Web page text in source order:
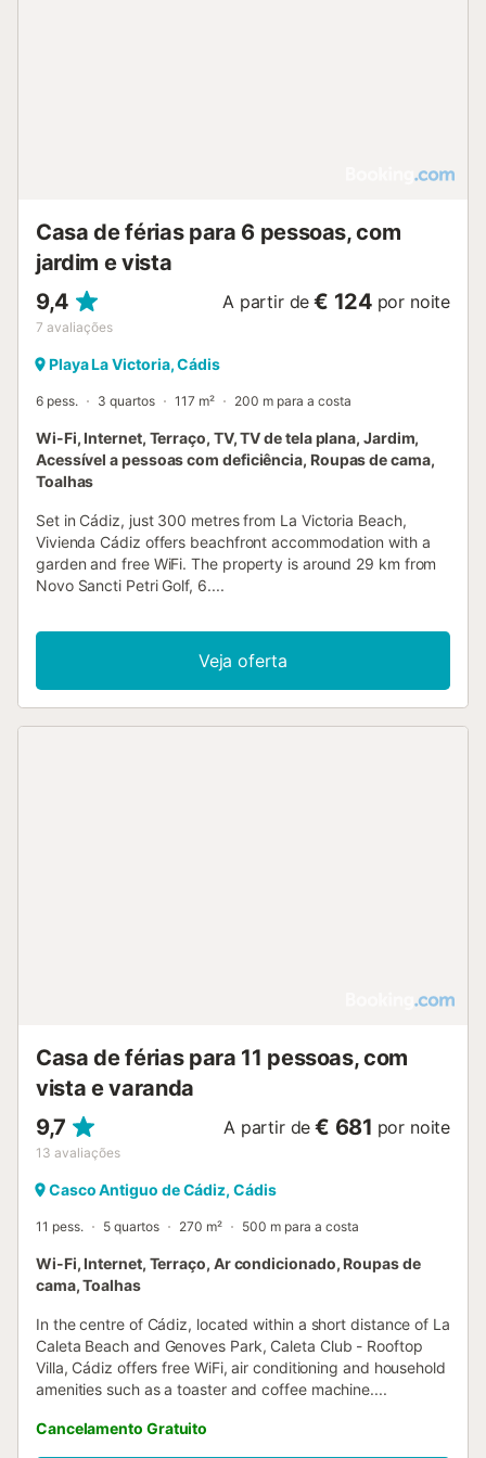
Casa de férias para 6 pessoas, com
jardim e vista
9,4
7 avaliações
A partir de € 124 por noite
Playa La Victoria, Cádis
6 pess. 3 quartos 117 m² 200 m para a costa
Wi-Fi, Internet, Terraço, TV, TV de tela plana, Jardim,
Acessível a pessoas com deficiência, Roupas de cama,
Toalhas
Set in Cádiz, just 300 metres from La Victoria Beach,
Vivienda Cádiz offers beachfront accommodation with a
garden and free WiFi. The property is around 29 km from
Novo Sancti Petri Golf, 6....
Veja oferta
Casa de férias para 11 pessoas, com
vista e varanda
9,7
13 avaliações
A partir de € 681 por noite
Casco Antiguo de Cádiz, Cádis
11 pess. 5 quartos 270 m² 500 m para a costa
Wi-Fi, Internet, Terraço, Ar condicionado, Roupas de
cama, Toalhas
In the centre of Cádiz, located within a short distance of La
Caleta Beach and Genoves Park, Caleta Club - Rooftop
Villa, Cádiz offers free WiFi, air conditioning and household
amenities such as a toaster and coffee machine....
Cancelamento Gratuito